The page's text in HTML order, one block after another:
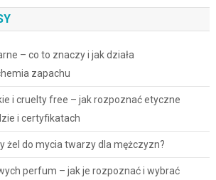
– co to znaczy i jak działa
zapachu
i cruelty free – jak rozpoznać etyczne
i certyfikatach
żel do mycia twarzy dla mężczyzn?
perfum – jak je rozpoznać i wybrać